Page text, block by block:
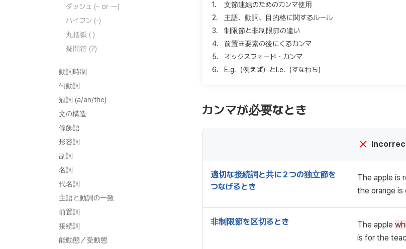
ダッシュ (– or —)
ハイフン (-)
丸括弧 ( )
疑問符 (?)
動詞時制
句動詞
冠詞 (a/an/the)
文の構造
修飾語
形容詞
副詞
名詞
代名詞
主語と動詞の一致
前置詞
接続詞
能動態／受動態
1.
文節連結のためのカンマ使用
2.
主語、動詞、目的格に関するルール
3.
制限節と非制限節の違い
4.
前置き要素の後にくるカンマ
5.
オックスフォード・カンマ
6.
E.g.（例えば）とI.e.（すなわち）
カンマが必要なとき
適切な接続詞と共に２つの独立節を
つなげるとき
The apple is
the orange is
非制限節を区切るとき The apple
is for the